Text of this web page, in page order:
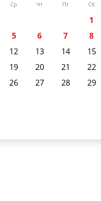
Ср Чт Пт Сб
1
5 6 7 8
12 13 14 15
19 20 21 22
26 27 28 29